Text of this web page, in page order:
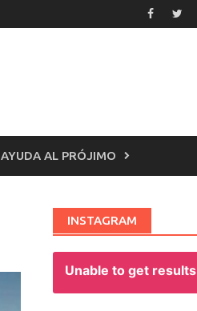
AYUDA AL PRÓJIMO
INSTAGRAM
Unable to get results